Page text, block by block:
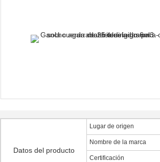
Datos del producto
Lugar de origen
Nombre de la marca
Certificación